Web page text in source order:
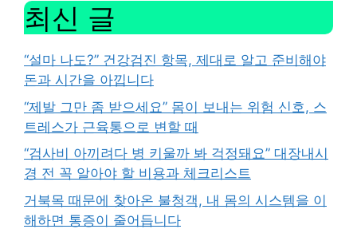
최신 글
“설마 나도?” 건강검진 항목, 제대로 알고 준비해야
돈과 시간을 아낍니다
“제발 그만 좀 받으세요” 몸이 보내는 위험 신호, 스
트레스가 근육통으로 변할 때
“검사비 아끼려다 병 키울까 봐 걱정돼요” 대장내시
경 전 꼭 알아야 할 비용과 체크리스트
거북목 때문에 찾아온 불청객, 내 몸의 시스템을 이
해하면 통증이 줄어듭니다